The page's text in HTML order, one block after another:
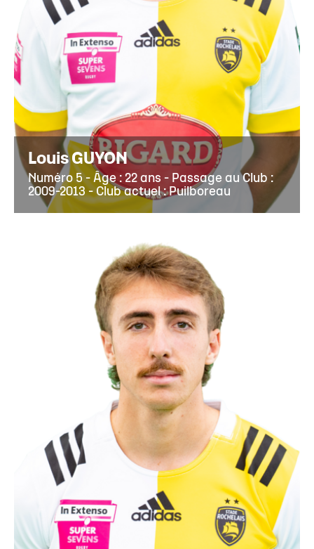
Louis GUYON
Numéro 5 - Âge : 22 ans - Passage au Club :
2009-2013 - Club actuel : Puilboreau